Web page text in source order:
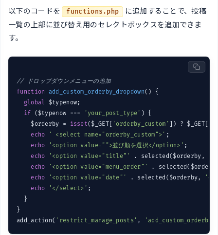
以下のコードを functions.php
に追加することで、投稿
一覧の上部に並び替え用のセレクトボックスを追加できま
す。
// ドロップダウンメニューの追加
function
add_custom_orderby_dropdown()
{
global $typenow;
if ($typenow === 'your_post_type' ) {
    $orderby =
isset($_GET[ 'orderby_custom' ]) ? $_GET[
echo
' <select name="orderby_custom">' ;
echo
'<option value="">並び順を選択</option>' ;
echo
'<option value="title"' . selected($orderby,
echo
'<option value="menu_order"'
.
echo
'<option value="date"' . selected($orderby,
echo
'</select>' ;
  }
}
add_action( 'restrict_manage_posts' ,